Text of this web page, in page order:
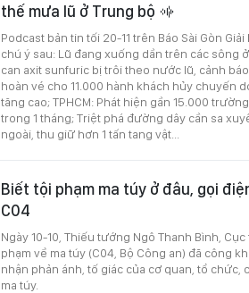
thế mưa lũ ở Trung bộ
Podcast bản tin tối 20-11 trên Báo Sài Gòn
chú ý sau: Lũ đang xuống dần trên các sông
can axit sunfuric bị trôi theo nước lũ, cảnh
hoàn vé cho 11.000 hành khách hủy chuyến
tăng cao; TPHCM: Phát hiện gần 15.000
trong 1 tháng; Triệt phá đường dây cần sa
ngoài, thu giữ hơn 1 tấn tang vật...
Biết tội phạm ma túy ở đâu, gọi
C04
Ngày 10-10, Thiếu tướng Ngô Thanh Bình,
phạm về ma túy (C04, Bộ Công an) đã công
nhận phản ánh, tố giác của cơ quan, tổ chức,
ma túy.